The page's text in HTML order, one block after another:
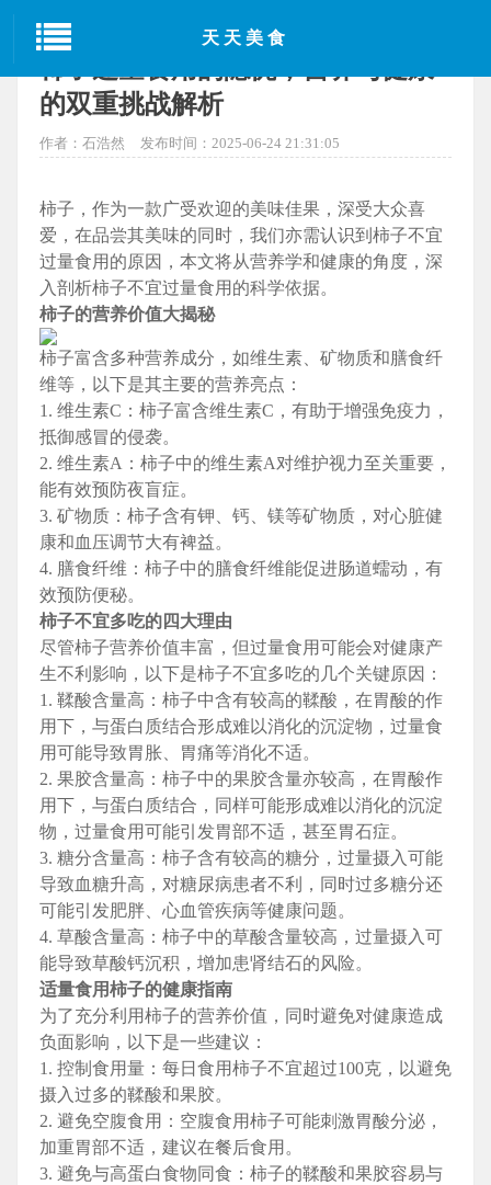
天天美食
当前位置：
的双重挑战解析
作者：石浩然 发布时间：2025-06-24 21:31:05
柿子，作为一款广受欢迎的美味佳果，深受大众喜
爱，在品尝其美味的同时，我们亦需认识到柿子不宜
过量食用的原因，本文将从营养学和健康的角度，深
入剖析柿子不宜过量食用的科学依据。
柿子的营养价值大揭秘
柿子富含多种营养成分，如维生素、矿物质和膳食纤
维等，以下是其主要的营养亮点：
1. 维生素C：柿子富含维生素C，有助于增强免疫力，
抵御感冒的侵袭。
2. 维生素A：柿子中的维生素A对维护视力至关重要，
能有效预防夜盲症。
3. 矿物质：柿子含有钾、钙、镁等矿物质，对心脏健
康和血压调节大有裨益。
4. 膳食纤维：柿子中的膳食纤维能促进肠道蠕动，有
效预防便秘。
柿子不宜多吃的四大理由
尽管柿子营养价值丰富，但过量食用可能会对健康产
生不利影响，以下是柿子不宜多吃的几个关键原因：
1. 鞣酸含量高：柿子中含有较高的鞣酸，在胃酸的作
用下，与蛋白质结合形成难以消化的沉淀物，过量食
用可能导致胃胀、胃痛等消化不适。
2. 果胶含量高：柿子中的果胶含量亦较高，在胃酸作
用下，与蛋白质结合，同样可能形成难以消化的沉淀
物，过量食用可能引发胃部不适，甚至胃石症。
3. 糖分含量高：柿子含有较高的糖分，过量摄入可能
导致血糖升高，对糖尿病患者不利，同时过多糖分还
可能引发肥胖、心血管疾病等健康问题。
4. 草酸含量高：柿子中的草酸含量较高，过量摄入可
能导致草酸钙沉积，增加患肾结石的风险。
适量食用柿子的健康指南
为了充分利用柿子的营养价值，同时避免对健康造成
负面影响，以下是一些建议：
1. 控制食用量：每日食用柿子不宜超过100克，以避免
摄入过多的鞣酸和果胶。
2. 避免空腹食用：空腹食用柿子可能刺激胃酸分泌，
加重胃部不适，建议在餐后食用。
3. 避免与高蛋白食物同食：柿子的鞣酸和果胶容易与